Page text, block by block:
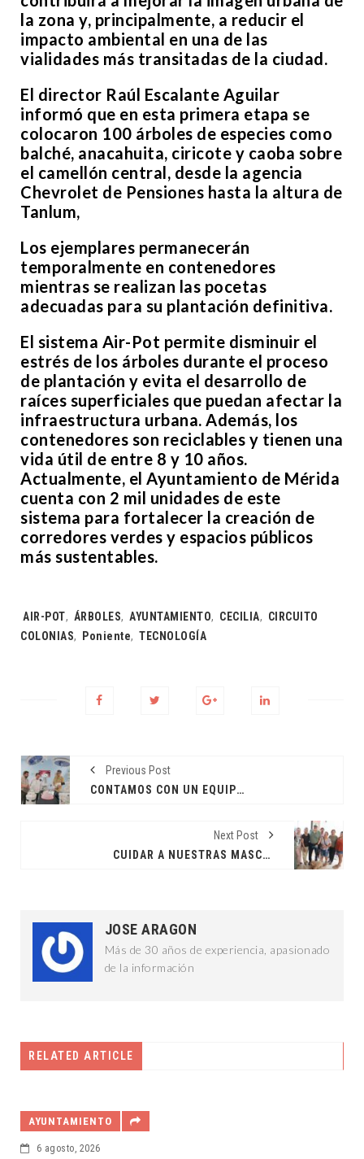
la zona y, principalmente, a reducir el
impacto ambiental en una de las
vialidades más transitadas de la ciudad.
El director Raúl Escalante Aguilar
informó que en esta primera etapa se
colocaron 100 árboles de especies como
balché, anacahuita, ciricote y caoba sobre
el camellón central, desde la agencia
Chevrolet de Pensiones hasta la altura de
Tanlum,
Los ejemplares permanecerán
temporalmente en contenedores
mientras se realizan las pocetas
adecuadas para su plantación definitiva.
El sistema Air-Pot permite disminuir el
estrés de los árboles durante el proceso
de plantación y evita el desarrollo de
raíces superficiales que puedan afectar la
infraestructura urbana. Además, los
contenedores son reciclables y tienen una
vida útil de entre 8 y 10 años.
Actualmente, el Ayuntamiento de Mérida
cuenta con 2 mil unidades de este
sistema para fortalecer la creación de
corredores verdes y espacios públicos
más sustentables.
Tags:
AIR-POT, ÁRBOLES, AYUNTAMIENTO, CECILIA, CIRCUITO
COLONIAS, Poniente, TECNOLOGÍA
Previous Post
CONTAMOS CON UN EQUIPO DE VANGUARDIA A NIVEL INTERNACIONAL: JDM
Next Post
CUIDAR A NUESTRAS MASCOTAS TAMBIEN ES CUIDAR A NUESTRAS FAMILIAS: JCRM
JOSE ARAGON
Más de 30 años de experiencia, apasionado
de la información
RELATED ARTICLE